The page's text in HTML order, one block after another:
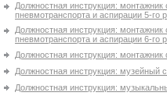
Должностная инструкция:
пневмотранспорта и аспирации 5-го
Должностная инструкция:
пневмотранспорта и аспирации 6-го
Должностная инструкция:
Должностная инструкция: музейный
Должностная инструкция: